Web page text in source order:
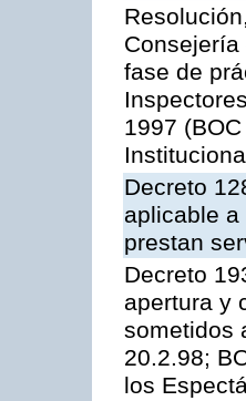
fase de
1997
Decreto
aplicable
prestan
Decreto
apertura y
sometidos
20.2.98;
los